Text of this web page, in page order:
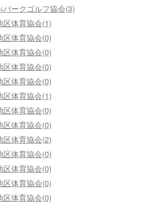
パークゴルフ協会(3)
区体育協会(1)
区体育協会(0)
区体育協会(0)
区体育協会(0)
区体育協会(0)
区体育協会(1)
区体育協会(0)
区体育協会(0)
区体育協会(2)
区体育協会(0)
区体育協会(0)
区体育協会(0)
区体育協会(0)